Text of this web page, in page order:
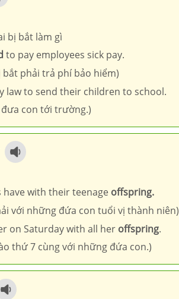
bị bắt làm gì
to pay employees sick pay.
phải trả phí bảo hiểm)
law to send their children to school.
con tới trường.)
with their teenage offspring.
với những đứa con tuổi vị thành niên)
on Saturday with all her offspring.
thứ 7 cùng với những đứa con.)